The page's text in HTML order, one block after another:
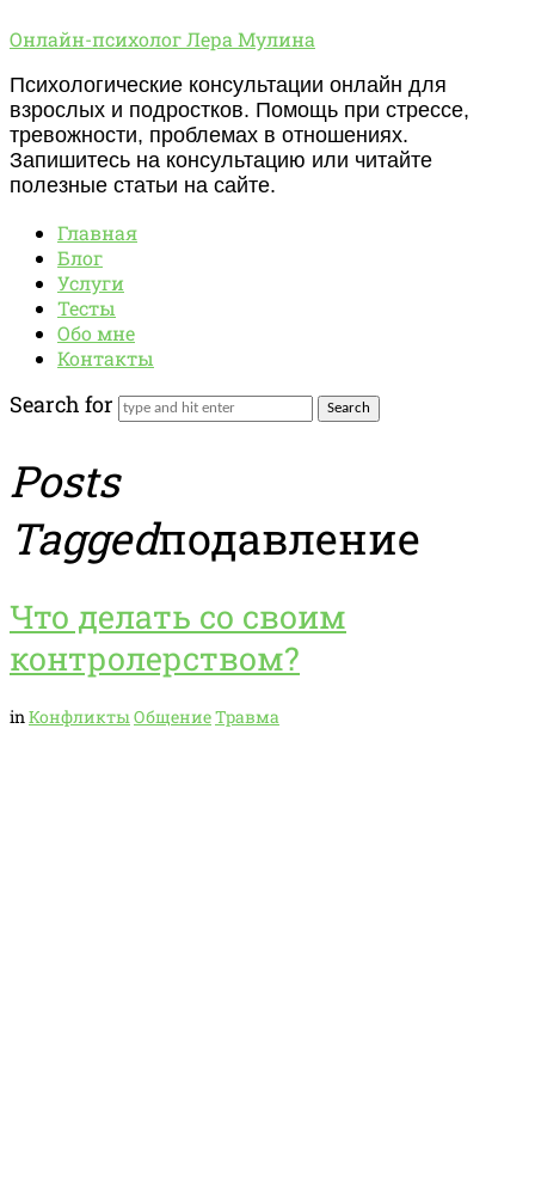
Онлайн-
Лера
Мулина
Онлайн-психолог Лера Мулина
Психологические консультации онлайн для
взрослых и подростков. Помощь при стрессе,
тревожности, проблемах в отношениях.
Запишитесь на консультацию или читайте
полезные статьи на сайте.
Главная
Блог
Услуги
Тесты
Обо мне
Контакты
Search for
Posts
Taggedподавление
Что делать со своим
контролерством?
inКонфликтыОбщениеТравма